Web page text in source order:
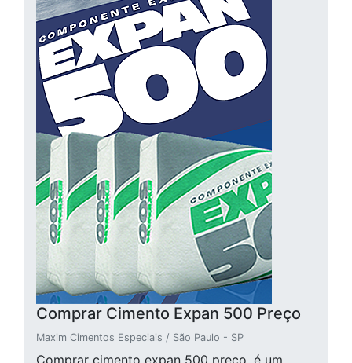
Comprar Cimento Expan 500 Preço
Maxim Cimentos Especiais / São Paulo - SP